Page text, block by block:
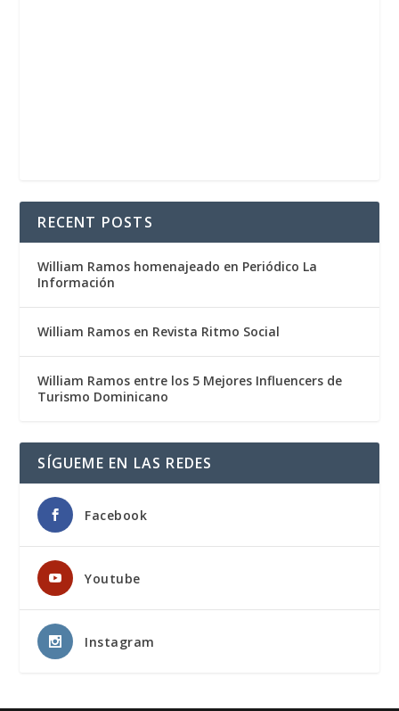
RECENT POSTS
William Ramos homenajeado en Periódico La
Información
William Ramos en Revista Ritmo Social
William Ramos entre los 5 Mejores Influencers de
Turismo Dominicano
SÍGUEME EN LAS REDES
Facebook
Youtube
Instagram